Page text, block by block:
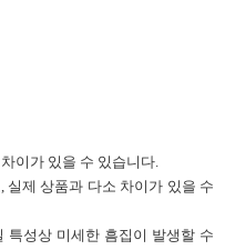
이가 있을 수 있습니다.
제 상품과 다소 차이가 있을 수
성상 미세한 흠집이 발생할 수